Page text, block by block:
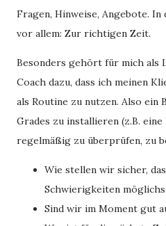
Fragen, Hinweise, Angebote.
vor allem: Zur richtigen Zeit.
Besonders gehört für mich als
Coach dazu, dass ich meinen
als Routine zu nutzen. Also ein
Grades zu installieren (z.B.
regelmäßig zu überprüfen, zu
Wie stellen wir sicher,
Schwierigkeiten
Sind wir im Moment gut